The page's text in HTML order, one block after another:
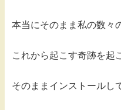
本当にそのまま私の数々
これから起こす奇跡を起
そのままインストールし